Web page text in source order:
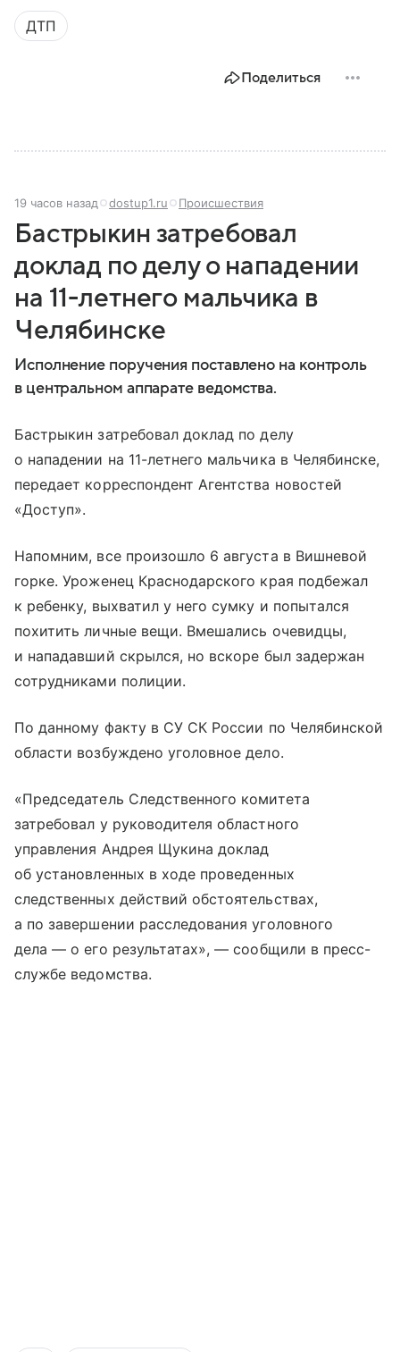
ДТП
Поделиться
19 часов назад dostup1.ru Происшествия
Бастрыкин затребовал
доклад по делу о нападении
на 11-летнего мальчика в
Челябинске
Исполнение поручения поставлено на контроль
в центральном аппарате ведомства.
Бастрыкин затребовал доклад по делу
о нападении на 11-летнего мальчика в Челябинске,
передает корреспондент Агентства новостей
«Доступ».
Напомним, все произошло 6 августа в Вишневой
горке. Уроженец Краснодарского края подбежал
к ребенку, выхватил у него сумку и попытался
похитить личные вещи. Вмешались очевидцы,
и нападавший скрылся, но вскоре был задержан
сотрудниками полиции.
По данному факту в СУ СК России по Челябинской
области возбуждено уголовное дело.
«Председатель Следственного комитета
затребовал у руководителя областного
управления Андрея Щукина доклад
об установленных в ходе проведенных
следственных действий обстоятельствах,
а по завершении расследования уголовного
дела — о его результатах», — сообщили в пресс-
службе ведомства.